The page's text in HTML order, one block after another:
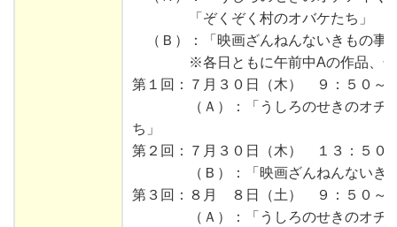
「ぞくぞく村のオバケたち」
（Ｂ）：「映画ざんねんないきもの事
※各日ともに午前中Aの作品、午後
第１回：７月３０日（木） ９：５０～
（Ａ）：「うしろのせきのオチア
ち」
第２回：７月３０日（木） １３：５０
（Ｂ）：「映画ざんねんないきも
第３回：８月 ８日（土） ９：５０～
（Ａ）：「うしろのせきのオチア